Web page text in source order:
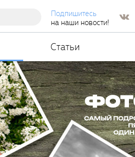
Подпишитесь
на наши новости!
Статьи